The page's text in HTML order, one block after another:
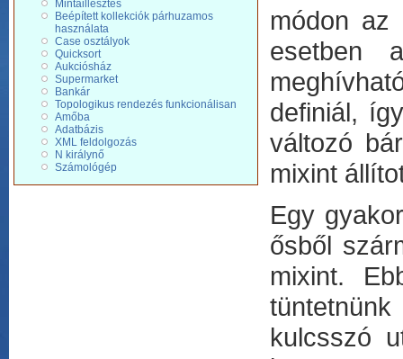
Mintaillesztés
Beépített kollekciók párhuzamos
használata
Case osztályok
Quicksort
Aukciósház
Supermarket
Bankár
Topologikus rendezés funkcionálisan
Amőba
Adatbázis
XML feldolgozás
N királynő
Számológép
módon
esetben
definiál,
változó
mixint
Egy
ősből
mixint.
kulcsszó